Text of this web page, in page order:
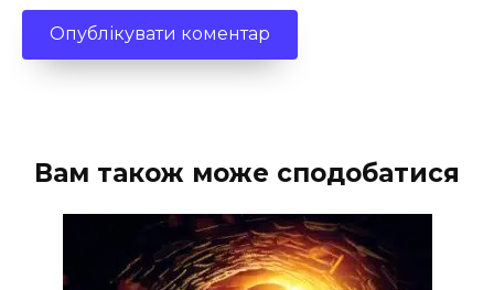
Вам також може сподобатися